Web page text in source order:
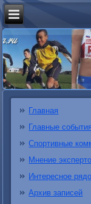
Главная
Главные события
Спортивные
Мнение
Интересное
Архив записей